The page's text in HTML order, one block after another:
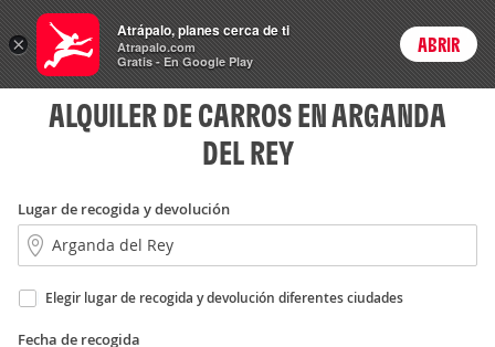
Rent
a Car Login
ALQUILER DE CARROS EN ARGANDA
DEL REY
Lugar de recogida y devolución
Elegir lugar de recogida y devolución diferentes ciudades
Fecha de recogida
×
Atrápalo, planes cerca de ti
Atrapalo.com
Gratis - En Google Play
ABRIR